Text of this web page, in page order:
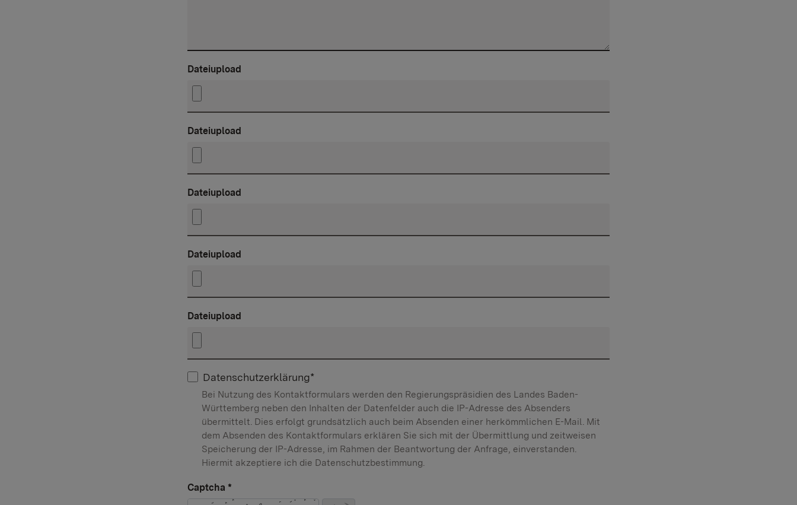
Dateiupload
Dateiupload
Dateiupload
Dateiupload
Dateiupload
Datenschutzerklärung*
Bei Nutzung des Kontaktformulars werden den Regierungspräsidien des Landes Baden-
Württemberg neben den Inhalten der Datenfelder auch die IP-Adresse des Absenders
übermittelt. Dies erfolgt grundsätzlich auch beim Absenden einer herkömmlichen E-Mail. Mit
dem Absenden des Kontaktformulars erklären Sie sich mit der Übermittlung und zeitweisen
Speicherung der IP-Adresse, im Rahmen der Beantwortung der Anfrage, einverstanden.
Hiermit akzeptiere ich die Datenschutzbestimmung.
Captcha *